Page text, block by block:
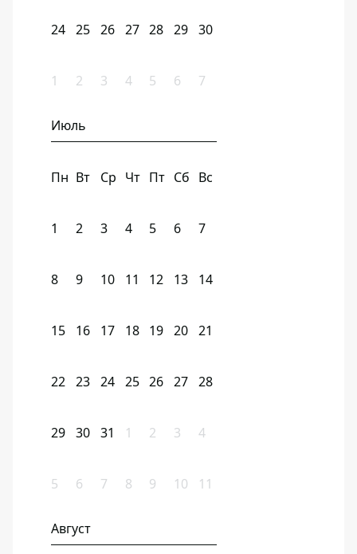
24 25 26 27 28 29 30
1 2 3 4 5 6 7
Июль
Пн Вт Ср Чт Пт Сб Вс
1 2 3 4 5 6 7
8 9 10 11 12 13 14
15 16 17 18 19 20 21
22 23 24 25 26 27 28
29 30 31 1 2 3 4
5 6 7 8 9 10 11
Август